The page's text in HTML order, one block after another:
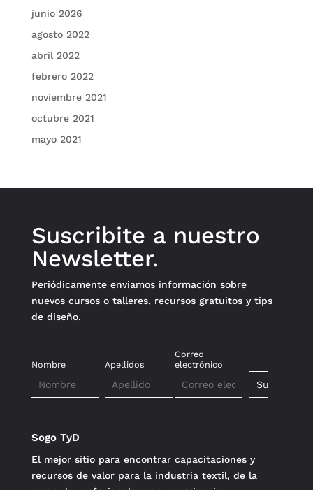
junio 2026
agosto 2022
abril 2022
febrero 2022
noviembre 2021
octubre 2021
mayo 2021
Suscribite a nuestro
Newsletter.
Periódicamente enviamos información sobre
nuevos cursos o talleres, recursos gratuitos y tips
de diseño.
Nombre Apellidos
Correo
electrónico
Sogo TyD
El mejor sitio para encontrar capacitaciones y
recursos de valor para la industria textil, de la